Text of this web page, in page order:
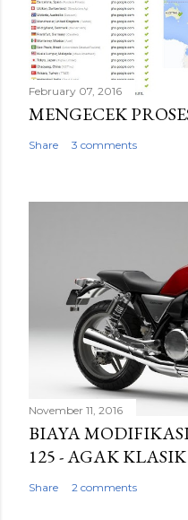
February 07, 2016
MENGECEK
Share 3 comments
November 11, 2016
BIAYA
125 - AGAK KLASIK
Share 2 comments